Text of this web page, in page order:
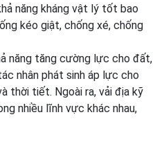
năng kháng vật lý tốt bao
kéo giật, chống xé, chống
năng tăng cường lực cho đất,
nhân phát sinh áp lực cho
thời tiết. Ngoài ra, vải địa kỹ
nhiều lĩnh vực khác nhau,